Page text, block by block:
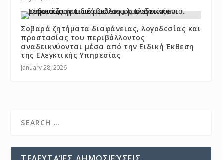
Σοβαρά ζητήματα διαφάνειας, λογοδοσίας και
προστασίας του περιβάλλοντος
αναδεικνύονται μέσα από την Ειδική Έκθεση
της Ελεγκτικής Υπηρεσίας
January 28, 2026